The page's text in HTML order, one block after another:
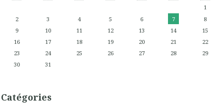
1
2
3 4 5 6 7
8
9
10 11 12 13 14
15
16
17 18 19 20 21
22
23
24 25 26 27 28
29
30
31
Catégories